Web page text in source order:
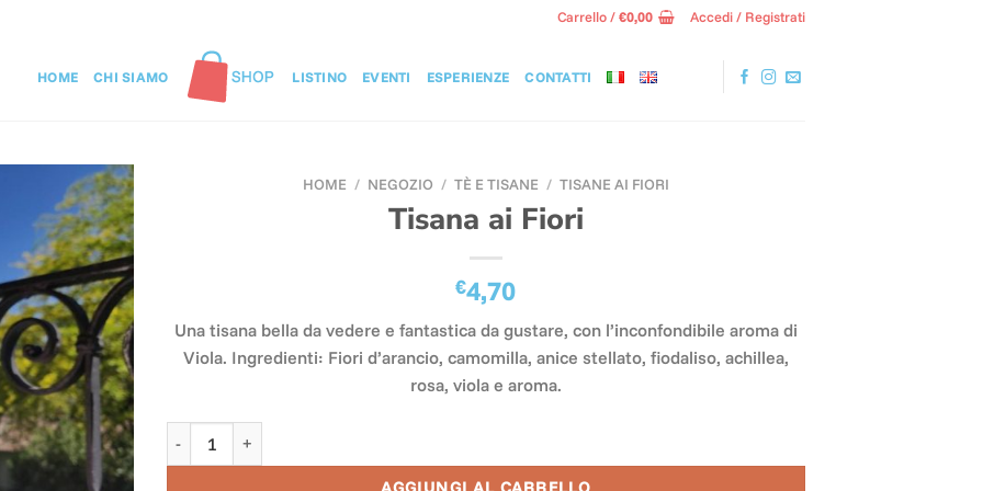
Carrello /€0,00 Accedi / Registrati
HOME CHI SIAMO LISTINO EVENTI ESPERIENZE CONTATTI
HOME / NEGOZIO / TÈ E TISANE / TISANE AI FIORI
Tisana ai Fiori
€4,70
Una tisana bella da vedere e fantastica da gustare, con l’inconfondibile aroma di
Viola. Ingredienti: Fiori d’arancio, camomilla, anice stellato, fiodaliso, achillea,
rosa, viola e aroma.
AGGIUNGI AL CARRELLO